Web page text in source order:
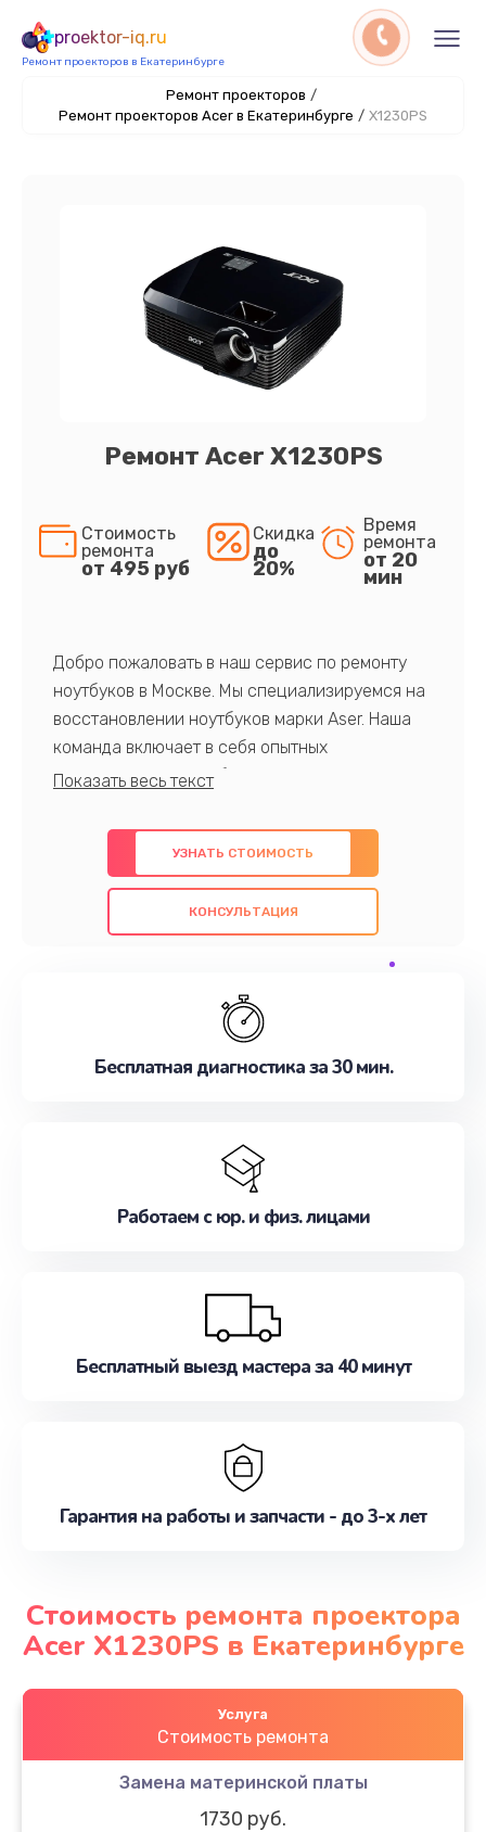
proektor-iq.ru
Ремонт проекторов в Екатеринбурге
Ремонт проекторов /
Ремонт проекторов Acer в Екатеринбурге / X1230PS
Ремонт Acer X1230PS
Стоимость
ремонта
от 495 руб
Скидка
до
20%
Время
ремонта
от 20
мин
Добро пожаловать в наш сервис по ремонту
ноутбуков в Москве. Мы специализируемся на
восстановлении ноутбуков марки Aser. Наша
команда включает в себя опытных
профессионалов с обширными знаниями и
предлагаем быстрый и качественный ремонт с
использованием оригинальных компонентов, а
также гарантируем качество всех
проведенных работ. Наша цель - предоставить
обслуживание, удовлетворяя их потребности
наилучшим образом. Не медлите записаться на
УЗНАТЬ СТОИМОСТЬ
КОНСУЛЬТАЦИЯ
Бесплатная диагностика за 30 мин.
Работаем с юр. и физ. лицами
Бесплатный выезд мастера за 40 минут
Гарантия на работы и запчасти - до 3-х лет
Стоимость ремонта проектора
Acer X1230PS в Екатеринбурге
Услуга
Стоимость ремонта
Замена материнской платы
1730 руб.